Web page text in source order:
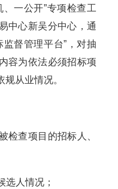
一公开”专项检查工
中心新吴分中心，通
督管理平台”，对抽
容为依法必须招标项
从业情况。
查项目的招标人、
人情况；